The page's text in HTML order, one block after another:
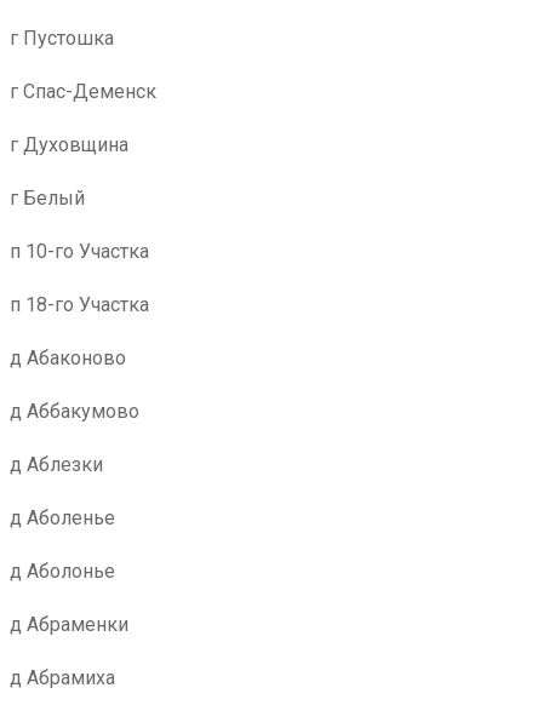
г Пустошка
г Спас-Деменск
г Духовщина
г Белый
п 10-го Участка
п 18-го Участка
д Абаконово
д Аббакумово
д Аблезки
д Аболенье
д Аболонье
д Абраменки
д Абрамиха